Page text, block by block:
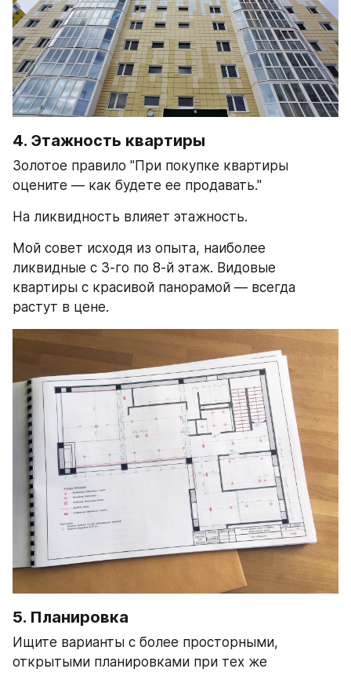
4. Этажность квартиры
Золотое правило "При покупке квартиры
оцените — как будете ее продавать."
На ликвидность влияет этажность.
Мой совет исходя из опыта, наиболее
ликвидные с 3-го по 8-й этаж. Видовые
квартиры с красивой панорамой — всегда
растут в цене.
5. Планировка
Ищите варианты с более просторными,
открытыми планировками при тех же